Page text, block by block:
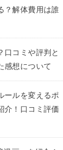
？解体費用は誰
口コミや評判と
感想について
ールを変えるポ
介！口コミ評価